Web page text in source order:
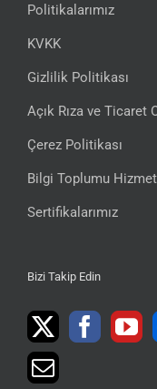
Politikalarımız
KVKK
Gizlilik Politikası
Açık Rıza ve Ticaret
Çerez Politikası
Bilgi Toplumu
Sertifikalarımız
Bizi Takip Edin